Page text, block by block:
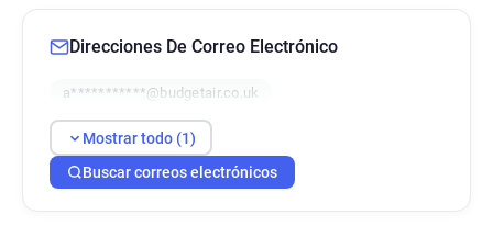
Direcciones De Correo Electrónico
a***********@budgetair.co.uk
Mostrar todo (1)
Buscar correos electrónicos